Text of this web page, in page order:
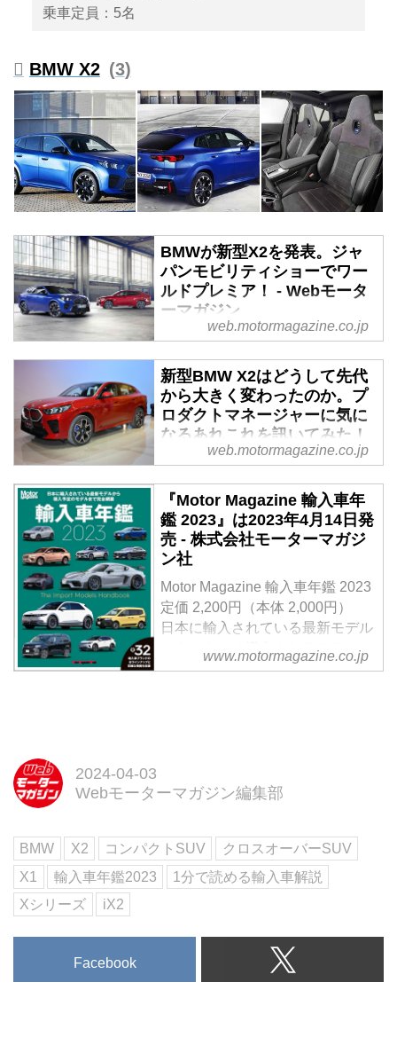
乗車定員：5名
BMW X2 3
BMWが新型X2を発表。ジャ
パンモビリティショーでワー
ルドプレミア！ - Webモータ
ーマガジン
BMWはプレミアム コンパクト
SAC（スポーツ アクティビティ
クーペ）のX2をフルモデルチェ
ンジする。実車は、2023年10月
27日〜11月5日（一般公開日）に
東京ビッグサイトで開催される、
「ジャパンモビリティショー
2023（以下、JMS）」でワール
ドプレミアされる予定だ。（ここ
で紹介している画像は、すべて欧
州仕様のものです）
web.motormagazine.co.jp
新型BMW X2はどうして先代
から大きく変わったのか。プ
ロダクトマネージャーに気に
なるあれこれを訊いてみた！
- Webモーターマガジン
2023年10月に行われたジャパン
モビリティショー2023（以下、
JMS）で世界初披露されたBMW
の新型コンパクト
SUV「X2&iX2」は会場で大きな
注目を浴びました。そんな新型
X2が先代とはまったく異なるコ
ンセプトで誕生した理由や、Mモ
あれこれを、プロダクトマネージ
今回お話を伺ったのは新型X2＆
web.motormagazine.co.jp
『Motor Magazine 輸入車年
鑑 2023』は2023年4月14日発
売 - 株式会社モーターマガジ
ン社
Motor Magazine 輸入車年鑑 2023
定価 2,200円（本体 2,000円）
日本に輸入されている最新モデル
からまもなく導入されるモデルま
で、全32ブランドのラインナップ
る輸入車をブランド別に全網羅。
集して紹介しています。注目のモ
デルについては試乗インプレッシ
ョンも収録。また、巻末には車両
www.motormagazine.co.jp
2024-04-03
Webモーターマガジン編集部
BMW X2 コンパクトSUV
クロスオーバーSUV
X1
輸入車年鑑2023
1分で読める輸入車解説
Xシリーズ
iX2
Facebook